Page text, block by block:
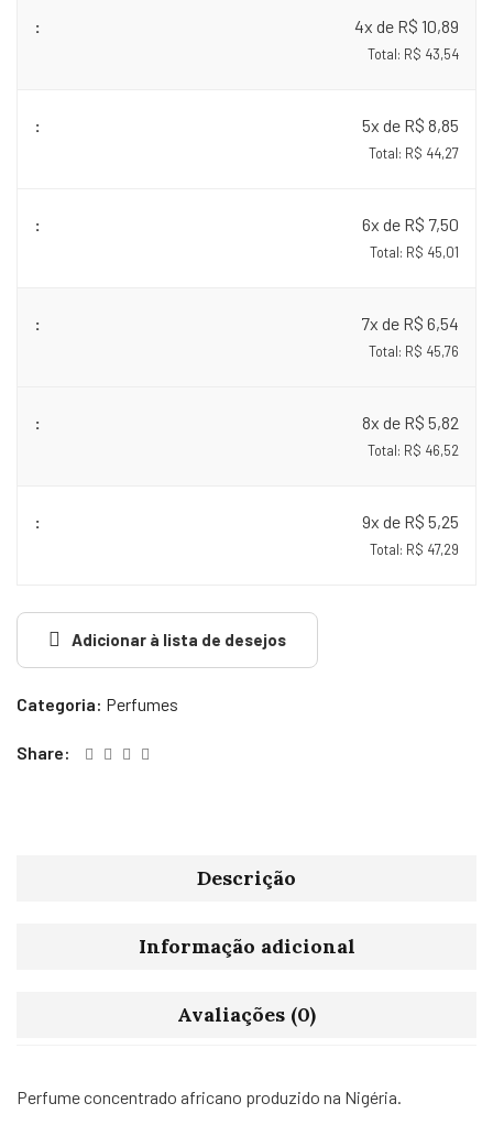
4x de R$ 10,89
Total: R$ 43,54
5x de R$ 8,85
Total: R$ 44,27
6x de R$ 7,50
Total: R$ 45,01
7x de R$ 6,54
Total: R$ 45,76
8x de R$ 5,82
Total: R$ 46,52
9x de R$ 5,25
Total: R$ 47,29
Adicionar à lista de desejos
Categoria: Perfumes
Share:
Descrição
Informação adicional
Avaliações (0)
Perfume concentrado africano produzido na Nigéria.